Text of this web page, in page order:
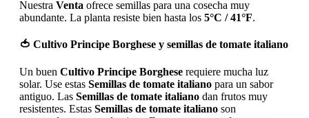
Nuestra Venta ofrece semillas para una cosecha muy
abundante. La planta resiste bien hasta los 5°C / 41°F.
🍅 Cultivo Principe Borghese y semillas de tomate italiano
Un buen Cultivo Principe Borghese requiere mucha luz
solar. Use estas Semillas de tomate italiano para un sabor
antiguo. Las Semillas de tomate italiano dan frutos muy
resistentes. Estas Semillas de tomate italiano son